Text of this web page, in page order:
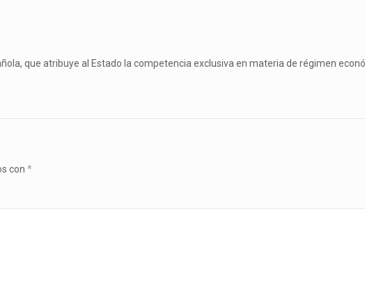
que atribuye al Estado la competencia exclusiva en materia de régimen
con *